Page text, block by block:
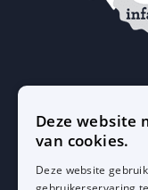
Deze website
van cookies.
Deze website